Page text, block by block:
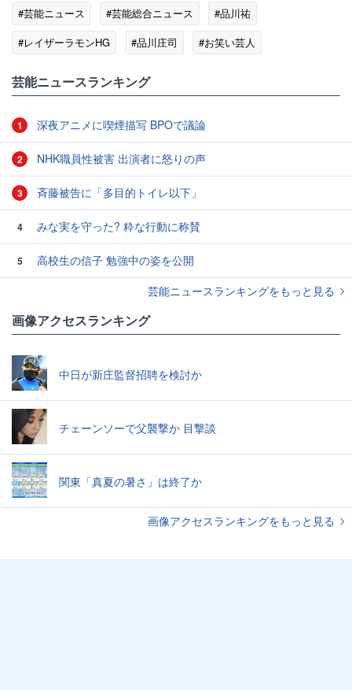
#芸能ニュース #芸能総合ニュース
#品川祐
#レイザーラモンHG
#品川庄司
#お笑い芸人
芸能ニュースランキング
1 深夜アニメに喫煙描写 BPOで議論
2 NHK職員性被害 出演者に怒りの声
3 斉藤被告に「多目的トイレ以下」
4 みな実を守った? 粋な行動に称賛
5
高校生の信子 勉強中の姿を公開
芸能ニュースランキングをもっと見る
画像アクセスランキング
中日が新庄監督招聘を検討か
チェーンソーで父襲撃か 目撃談
関東「真夏の暑さ」は終了か
画像アクセスランキングをもっと見る